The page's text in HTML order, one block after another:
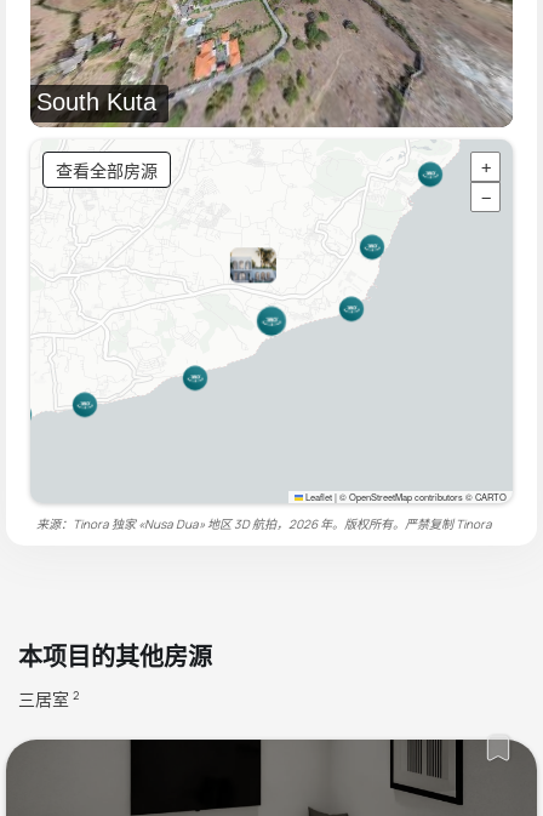
South Kuta
查看全部房源
+
−
Leaflet|© OpenStreetMap contributors © CARTO
来源：Tinora 独家 «Nusa Dua» 地区 3D 航拍，2026 年。版权所有。严禁复制Tinora
本项目的其他房源
三居室 2